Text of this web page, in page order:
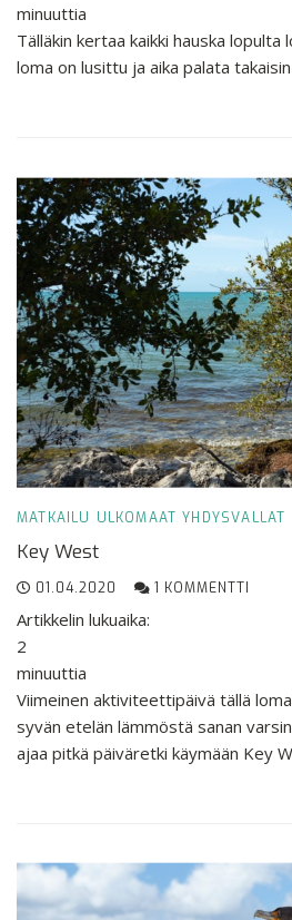
minuuttia
Tälläkin kertaa kaikki hauska lopulta
loma on lusittu ja aika palata
MATKAILU ULKOMAAT YHDYSVALLAT
Key West
01.04.2020 1 KOMMENTTI
Artikkelin lukuaika:
2
minuuttia
Viimeinen aktiviteettipäivä tällä
syvän etelän lämmöstä sanan
ajaa pitkä päiväretki käymään Key